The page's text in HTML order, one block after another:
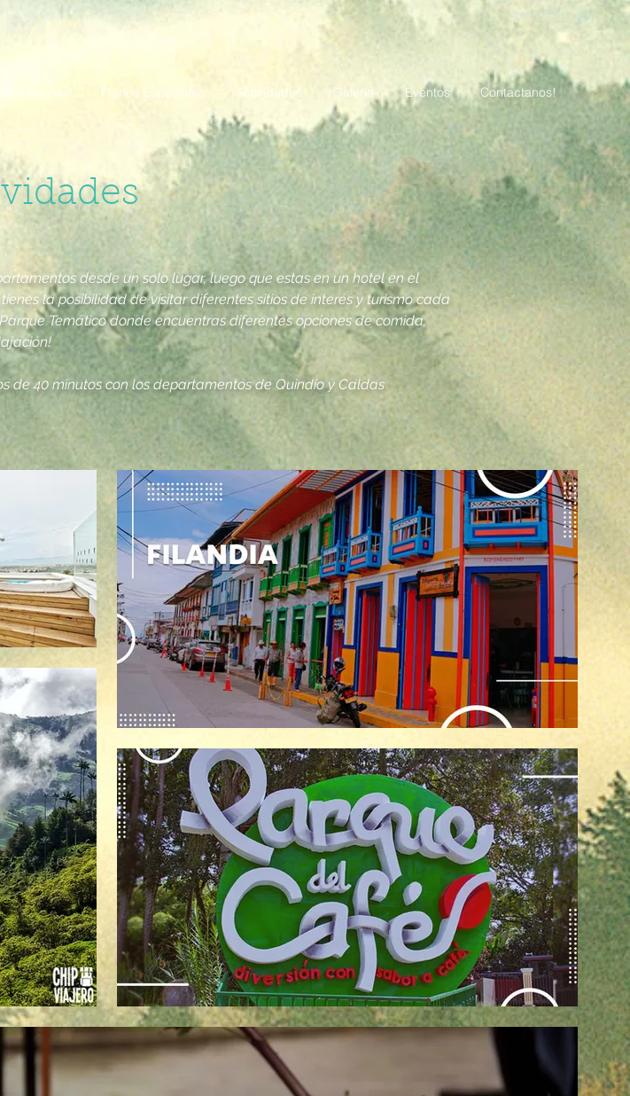
Habitaciones Planes Especiales Actividades Galería Eventos Contactanos!
desde un solo lugar, luego que estas en un hotel en el
la posibilidad de visitar diferentes sitios de interés y turismo cada
Temático donde encuentras diferentes opciones de comida,
de 40 minutos con los departamentos de Quindío y Caldas